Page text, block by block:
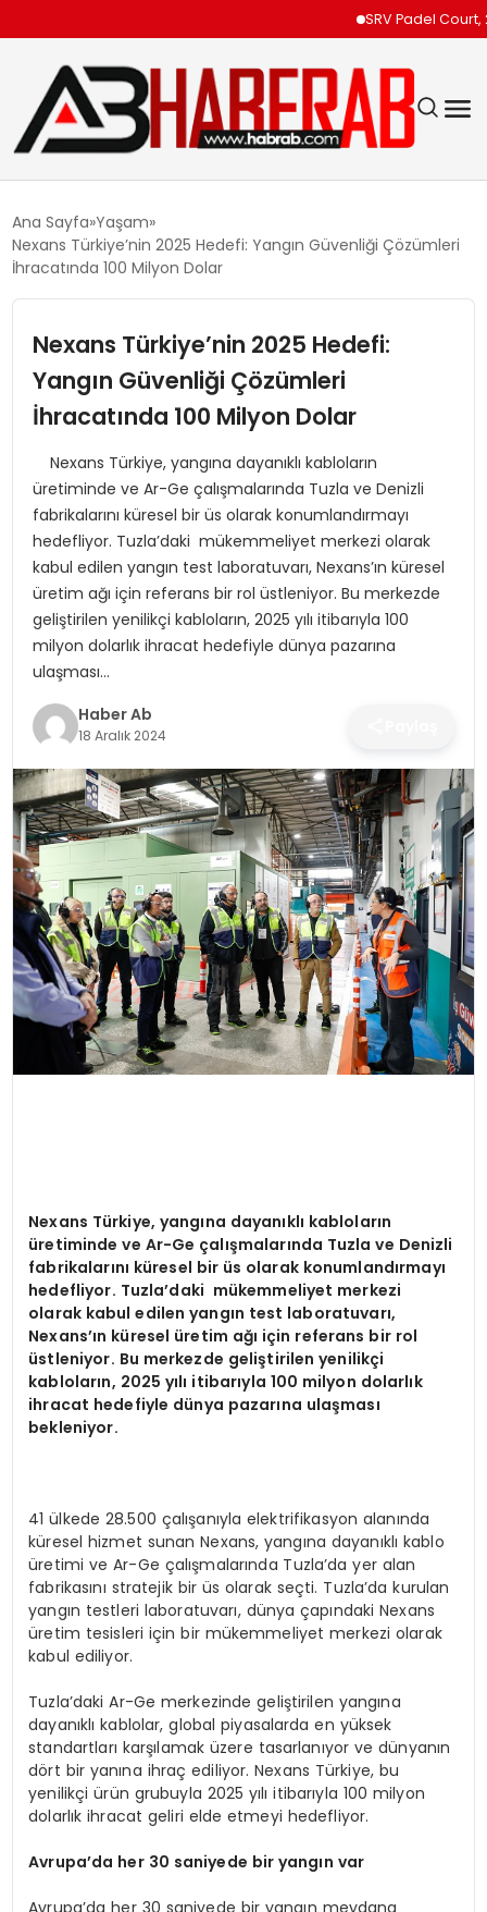
SRV Padel Court, 24
EKONOMI
TEKNOLOJI
SAĞLIK
MAGAZIN
YAŞAM
Ana Sayfa Yaşam
Nexans Türkiye’nin 2025 Hedefi: Yangın Güvenliği Çözümleri
İhracatında 100 Milyon Dolar
Nexans Türkiye’nin 2025 Hedefi:
Yangın Güvenliği Çözümleri
İhracatında 100 Milyon Dolar
Nexans Türkiye, yangına dayanıklı kabloların
üretiminde ve Ar-Ge çalışmalarında Tuzla ve Denizli
fabrikalarını küresel bir üs olarak konumlandırmayı
hedefliyor. Tuzla’daki mükemmeliyet merkezi olarak
kabul edilen yangın test laboratuvarı, Nexans’ın küresel
üretim ağı için referans bir rol üstleniyor. Bu merkezde
geliştirilen yenilikçi kabloların, 2025 yılı itibarıyla 100
milyon dolarlık ihracat hedefiyle dünya pazarına
ulaşması…
Haber Ab
18 Aralık 2024
Nexans Türkiye, yangına dayanıklı kabloların
üretiminde ve Ar-Ge çalışmalarında Tuzla ve Denizli
fabrikalarını küresel bir üs olarak konumlandırmayı
hedefliyor. Tuzla’daki mükemmeliyet merkezi
olarak kabul edilen yangın test laboratuvarı,
Nexans’ın küresel üretim ağı için referans bir rol
üstleniyor. Bu merkezde geliştirilen yenilikçi
kabloların, 2025 yılı itibarıyla 100 milyon dolarlık
ihracat hedefiyle dünya pazarına ulaşması
bekleniyor.
41 ülkede 28.500 çalışanıyla elektrifikasyon alanında
küresel hizmet sunan Nexans, yangına dayanıklı kablo
üretimi ve Ar-Ge çalışmalarında Tuzla’da yer alan
fabrikasını stratejik bir üs olarak seçti. Tuzla’da kurulan
yangın testleri laboratuvarı, dünya çapındaki Nexans
üretim tesisleri için bir mükemmeliyet merkezi olarak
kabul ediliyor.
Tuzla’daki Ar-Ge merkezinde geliştirilen yangına
dayanıklı kablolar, global piyasalarda en yüksek
standartları karşılamak üzere tasarlanıyor ve dünyanın
dört bir yanına ihraç ediliyor. Nexans Türkiye, bu
yenilikçi ürün grubuyla 2025 yılı itibarıyla 100 milyon
dolarlık ihracat geliri elde etmeyi hedefliyor.
Avrupa’da her 30 saniyede bir yangın var